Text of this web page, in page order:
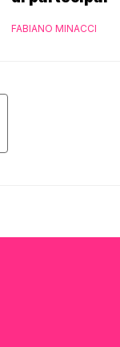
FABIANO MINACCI